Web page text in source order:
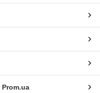
Prom.ua